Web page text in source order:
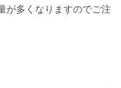
が多くなりますのでご注